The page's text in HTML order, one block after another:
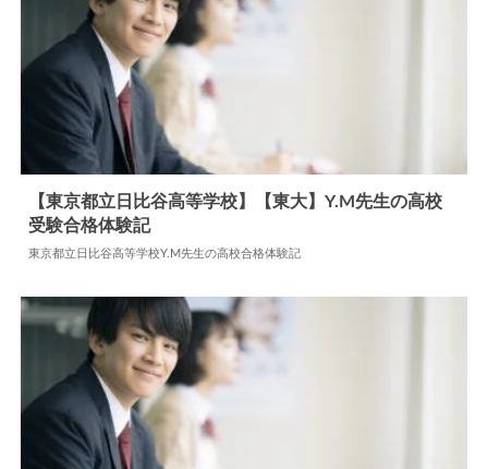
高校合格体験記
【東京都立日比谷高等学校】【東大】Y.M先生の高校
受験合格体験記
東京都立日比谷高等学校Y.M先生の高校合格体験記